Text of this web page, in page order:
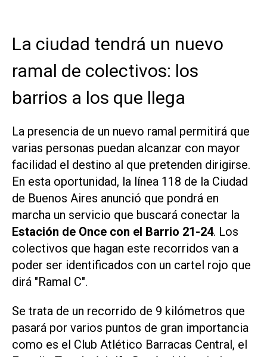
La ciudad tendrá un nuevo
ramal de colectivos: los
barrios a los que llega
La presencia de un nuevo ramal permitirá que
varias personas puedan alcanzar con mayor
facilidad el destino al que pretenden dirigirse.
En esta oportunidad, la línea 118 de la Ciudad
de Buenos Aires anunció que pondrá en
marcha un servicio que buscará conectar la
Estación de Once con el Barrio 21-24. Los
colectivos que hagan este recorridos van a
poder ser identificados con un cartel rojo que
dirá "Ramal C".
Se trata de un recorrido de 9 kilómetros que
pasará por varios puntos de gran importancia
como es el Club Atlético Barracas Central, el